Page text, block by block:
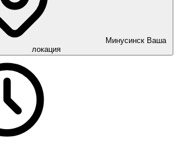
Минусинск Ваша
локация